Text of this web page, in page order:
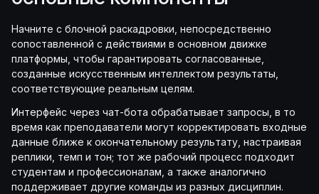
Начните с блочной раскадровки, непосредственно
сопоставленной с действиями в основном движке
платформы, чтобы гарантировать согласованные,
созданные искусственным интеллектом результаты,
соответствующие реальным целям.
Интерфейс через чат-бота обрабатывает запросы, в то
время как преподаватели могут корректировать входные
данные ближе к окончательному результату, настраивая
реплики, темп и тон; тот же рабочий процесс подходит
студентам и профессионалам, а также аналогично
поддерживает другие команды из разных дисциплин.